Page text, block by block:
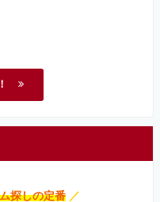
探しの定番 ／